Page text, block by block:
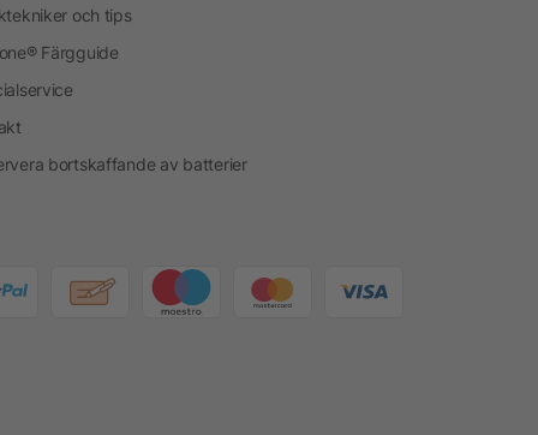
och tips
Färgguide
bortskaffande av batterier